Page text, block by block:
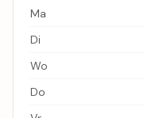
Ma
Di
Wo
Do